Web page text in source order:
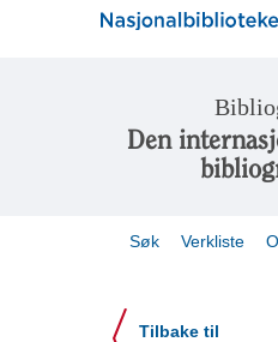
Den
Søk Verkliste
Tilbake til